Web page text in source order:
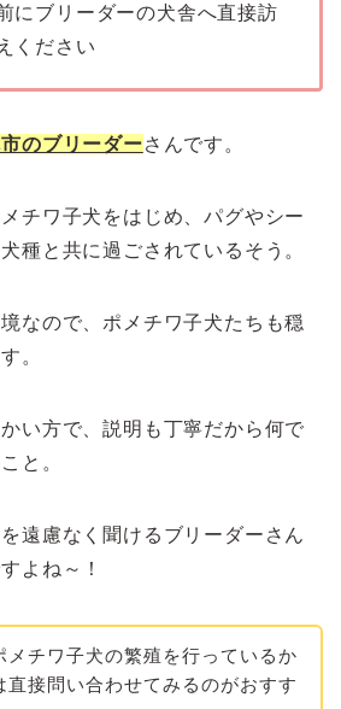
にブリーダーの犬舎へ直接訪
ください
のブリーダーさんです。
チワ子犬をはじめ、パグやシー
種と共に過ごされているそう。
なので、ポメチワ子犬たちも穏
。
い方で、説明も丁寧だから何で
と。
遠慮なく聞けるブリーダーさん
よね～！
メチワ子犬の繁殖を行っているか
直接問い合わせてみるのがおすす